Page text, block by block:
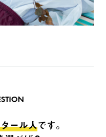
ール人です。